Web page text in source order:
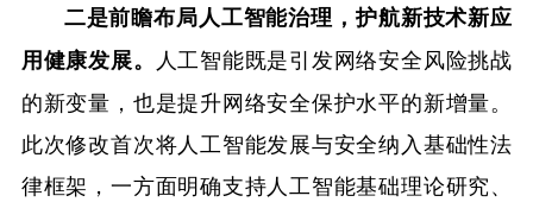
二是前瞻布局人工智能治理，护航新技术新应
用健康发展。 人工智能既是引发网络安全风险挑战
的新变量，也是提升网络安全保护水平的新增量。
此次修改首次将人工智能发展与安全纳入基础性法
律框架，一方面明确支持人工智能基础理论研究、